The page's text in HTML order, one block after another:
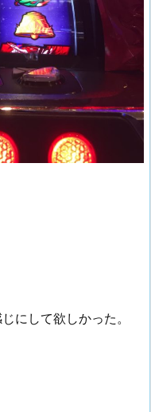
にして欲しかった。